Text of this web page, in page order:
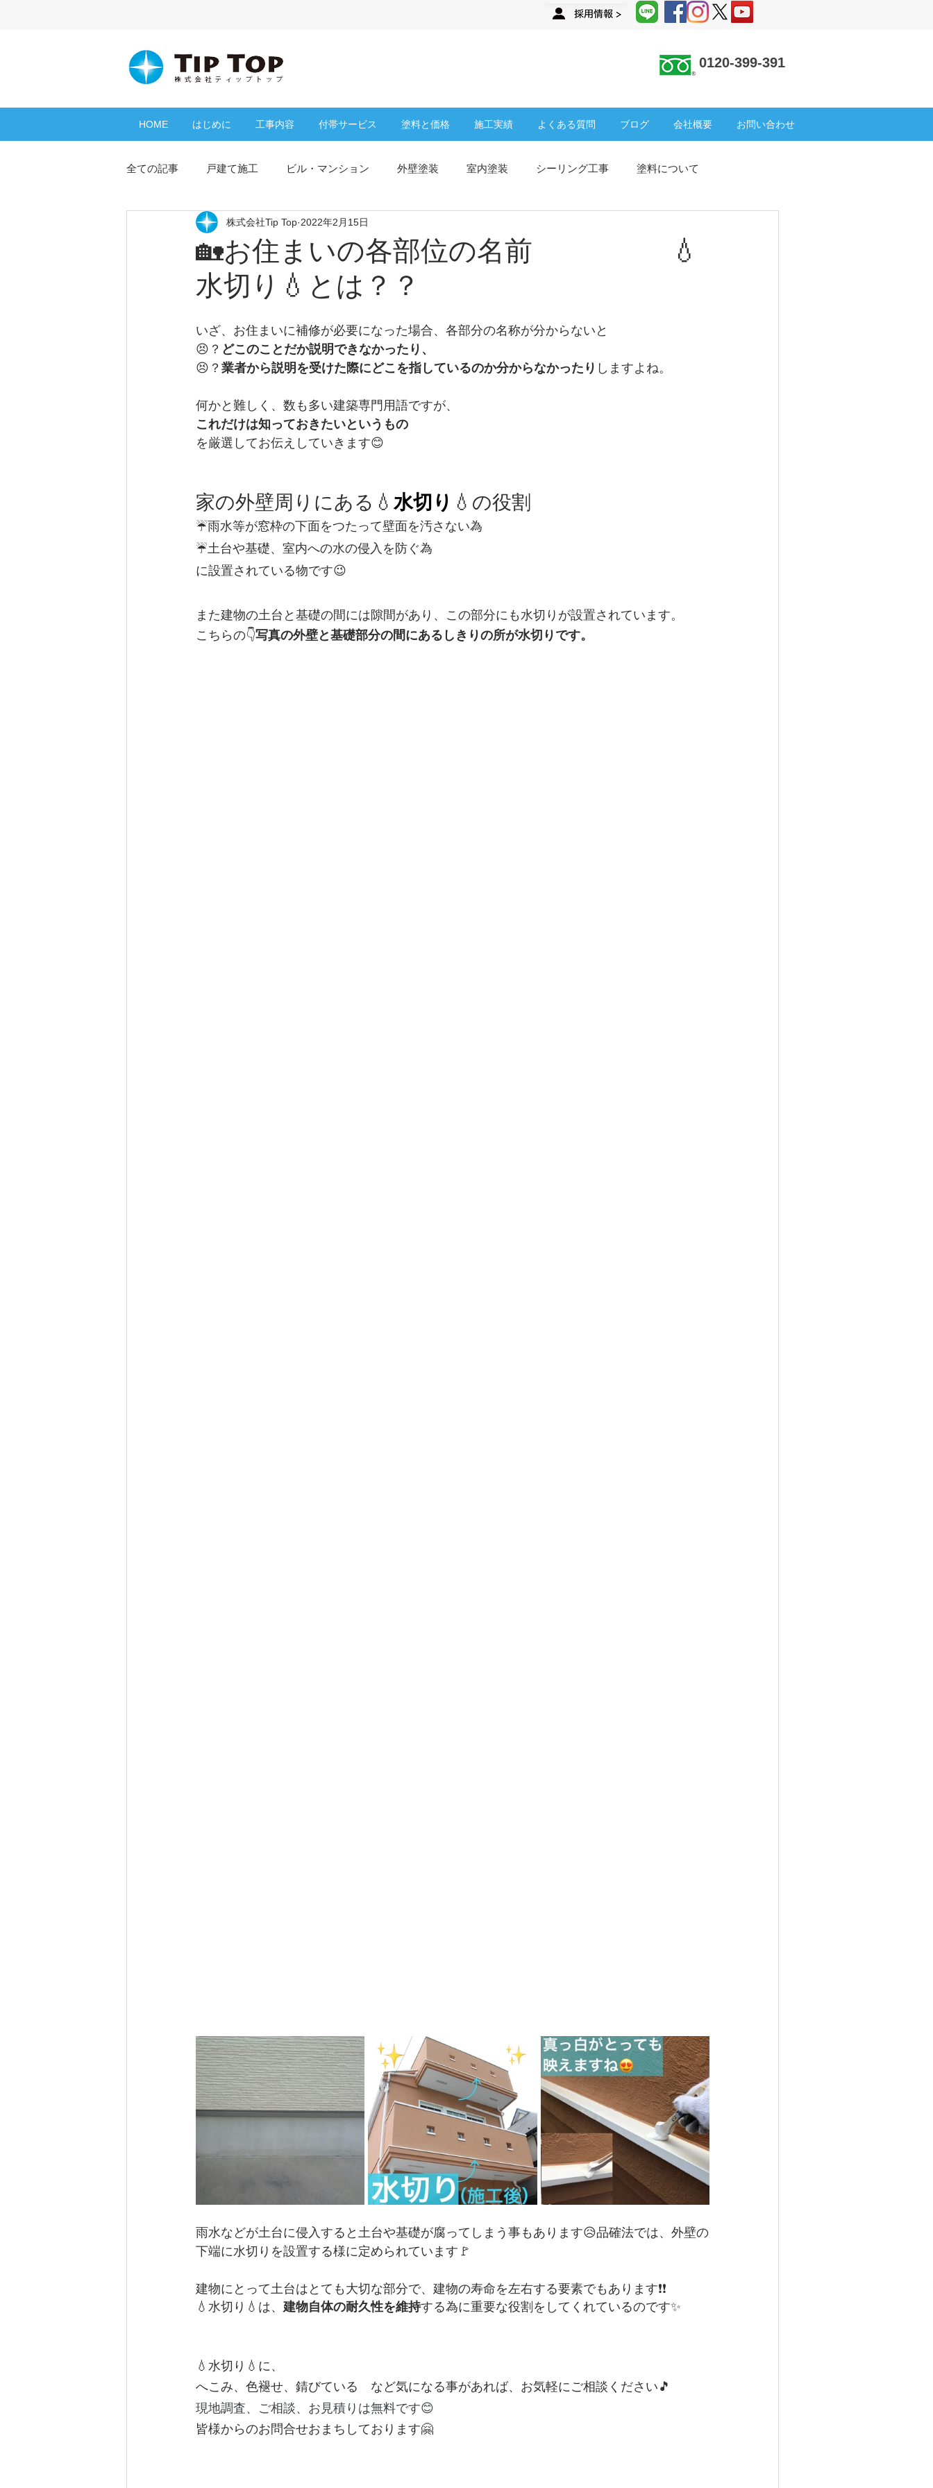
0120-399-391
HOME はじめに 工事内容 付帯サービス 塗料と価格 施工実績 よくある質問 ブログ 会社概要 お問い合わせ
全ての記事 戸建て施工 ビル・マンション 外壁塗装 室内塗装 シーリング工事 塗料について
よくある質問 コラム 従業員募集
シーリング 防水工事 お知らせ TipTop新店舗
チョーキング現象 WBアート 高級感 注意喚起 点検商法 絵画教室
🏡お住まいの各部位の名前 💧
水切り💧とは？？
株式会社Tip Top 2022年2月15日
いざ、お住まいに補修が必要になった場合、各部分の名称が分からないと
😣？ どこのことだか説明できなかったり、
😣？ 業者から説明を受けた際にどこを指しているのか分からなかったり しますよね。
何かと難しく、数も多い建築専門用語ですが、
これだけは知っておきたいというもの
を厳選してお伝えしていきます😊
家の外壁周りにある💧 水切り 💧の役割
☔雨水等が窓枠の下面をつたって壁面を汚さない為
☔土台や基礎、室内への水の侵入を防ぐ為
に設置されている物です😉
また建物の土台と基礎の間には隙間があり、この部分にも水切りが設置されています。
こちらの👇写真の外壁と基礎部分の間にあるしきりの所が水切りです。
雨水などが土台に侵入すると土台や基礎が腐ってしまう事もあります😥品確法では、外壁の
下端に水切りを設置する様に定められています🚩
建物にとって土台はとても大切な部分で、建物の寿命を左右する要素でもあります❗❗
💧水切り💧は、 建物自体の耐久性を維持する為に重要な役割をしてくれているのです✨
💧水切り💧に、
へこみ、色褪せ、錆びている　など気になる事があれば、お気軽にご相談ください🎵
現地調査、ご相談、お見積りは無料です😊
皆様からのお問合せおまちしております🤗